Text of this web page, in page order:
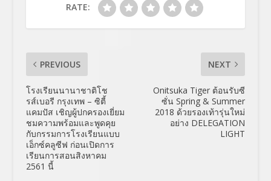
RATE:
PREVIOUS
โรงเรียนนานาชาติโช
รส์เบอรี กรุงเทพ – ซิตี้
แคมปัส เชิญผู้ปกครองเยี่ยม
ชมความพร้อมและพูดคุย
กับกรรมการโรงเรียนแบบ
เอ็กซ์คลูซีฟ ก่อนเปิดการ
เรียนการสอนสิงหาคม
2561 นี้
NEXT
Onitsuka Tiger ต้อนรับซี
ซั่น Spring & Summer
2018 ด้วยรองเท้ารุ่นใหม่
อย่าง DELEGATION
LIGHT